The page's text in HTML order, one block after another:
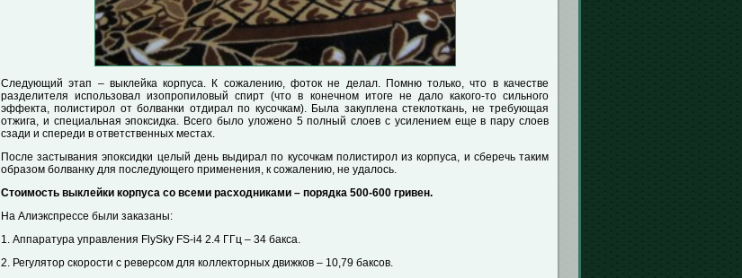
Следующий этап – выклейка корпуса. К сожалению, фоток не делал. Помню только, что в качестве
разделителя использовал изопропиловый спирт (что в конечном итоге не дало какого-то сильного
эффекта, полистирол от болванки отдирал по кусочкам). Была закуплена стеклоткань, не требующая
отжига, и специальная эпоксидка. Всего было уложено 5 полный слоев с усилением еще в пару слоев
сзади и спереди в ответственных местах.
После застывания эпоксидки целый день выдирал по кусочкам полистирол из корпуса, и сберечь таким
образом болванку для последующего применения, к сожалению, не удалось.
Стоимость выклейки корпуса со всеми расходниками – порядка 500-600 гривен.
На Алиэкспрессе были заказаны:
1. Аппаратура управления FlySky FS-i4 2.4 ГГц – 34 бакса.
2. Регулятор скорости с реверсом для коллекторных движков – 10,79 баксов.